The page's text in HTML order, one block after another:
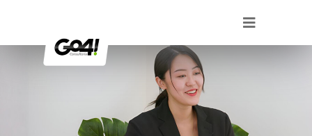
content
Toggle
Navigation
Quem Somos